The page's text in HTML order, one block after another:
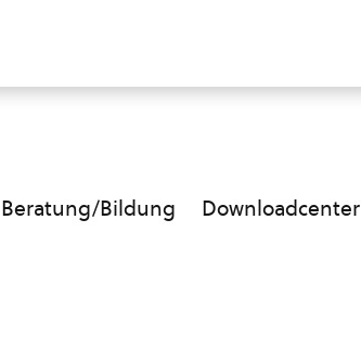
Beratung/Bildung Downloadcenter